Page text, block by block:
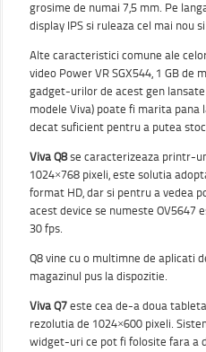
grosime de numai 7,5 mm. Pe
display IPS si ruleaza cel mai nou
Alte caracteristici comune ale
video Power VR SGX544, 1 GB
gadget-urilor de acest gen
modele Viva) poate fi marita pana
decat suficient pentru a putea
Viva Q8se caracterizeaza printr-
1024×768 pixeli, este solutia
format HD, dar si pentru a vedea
acest device se numeste OV5647
30 fps.
Q8 vine cu o multimne de aplicati
magazinul pus la dispozitie.
Viva Q7 este cea de-a doua
rezolutia de 1024×600 pixeli.
widget-uri ce pot fi folosite fara a